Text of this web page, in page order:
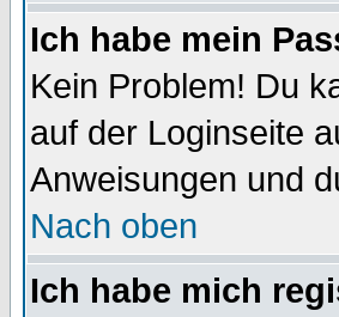
Ich habe mein
Kein Problem! Du
auf der Loginseite
Anweisungen und
Nach oben
Ich habe mich